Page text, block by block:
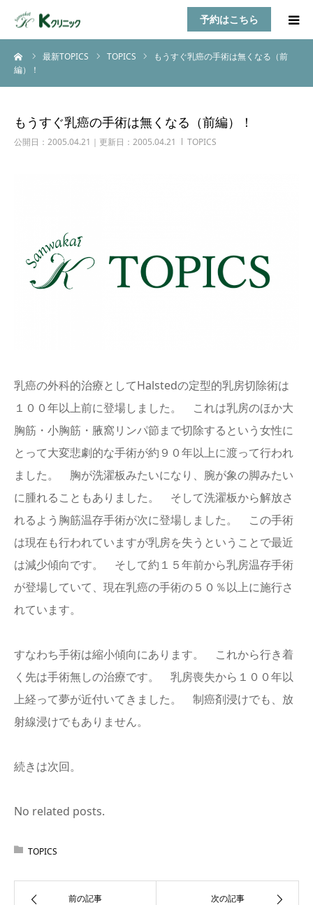
予約はこちら
最新TOPICS TOPICS
もうすぐ乳癌の手術は無くなる（前
編）！
もうすぐ乳癌の手術は無くなる（前編）！
公開日：2005.04.21｜更新日：2005.04.21 TOPICS
乳癌の外科的治療としてHalstedの定型的乳房切除術は
１００年以上前に登場しました。 これは乳房のほか大
胸筋・小胸筋・腋窩リンパ節まで切除するという女性に
とって大変悲劇的な手術が約９０年以上に渡って行われ
ました。 胸が洗濯板みたいになり、腕が象の脚みたい
に腫れることもありました。 そして洗濯板から解放さ
れるよう胸筋温存手術が次に登場しました。 この手術
は現在も行われていますが乳房を失うということで最近
は減少傾向です。 そして約１５年前から乳房温存手術
が登場していて、現在乳癌の手術の５０％以上に施行さ
れています。
すなわち手術は縮小傾向にあります。 これから行き着
く先は手術無しの治療です。 乳房喪失から１００年以
上経って夢が近付いてきました。 制癌剤浸けでも、放
射線浸けでもありません。
続きは次回。
No related posts.
TOPICS
前の記事 次の記事
HOME
お知らせ
アクセス